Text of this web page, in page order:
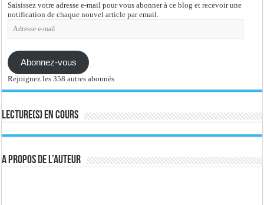
Saisissez votre adresse e-mail pour vous abonner à ce blog et recevoir une
notification de chaque nouvel article par email.
Adresse
e-
Abonnez-vous
Rejoignez les 358 autres abonnés
Lecture(s) en cours
A propos de l’auteur